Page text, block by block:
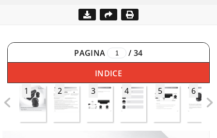
PAGINA / 34
INDICE
1
2 3 4 5 6